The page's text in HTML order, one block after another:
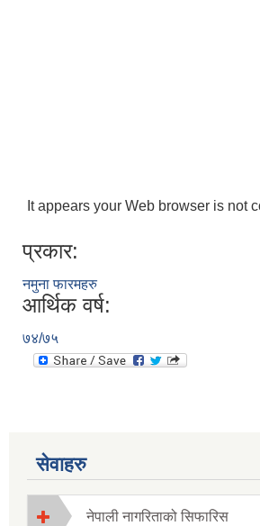
It appears your Web browser is not
प्रकार:
नमुना फारमहरु
आर्थिक वर्ष:
७४/७५
सेवाहरु
नेपाली नागरिताको सिफारिस